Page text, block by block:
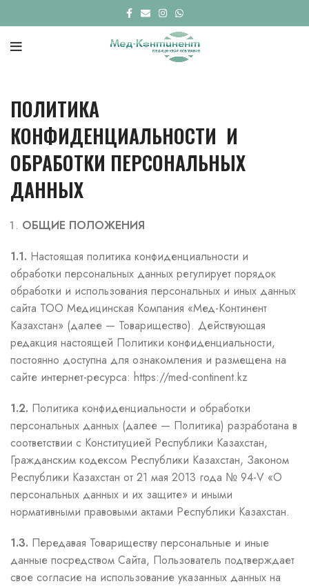
ПОЛИТИКА
КОНФИДЕНЦИАЛЬНОСТИ И
ОБРАБОТКИ ПЕРСОНАЛЬНЫХ
ДАННЫХ
ОБЩИЕ ПОЛОЖЕНИЯ
1.1. Настоящая политика конфиденциальности и
обработки персональных данных регулирует порядок
обработки и использования персональных и иных данных
сайта ТОО Медицинская Компания «Мед-Континент
Казахстан» (далее — Товарищество). Действующая
редакция настоящей Политики конфиденциальности,
постоянно доступна для ознакомления и размещена на
сайте интернет-ресурса: https://med-continent.kz
1.2. Политика конфиденциальности и обработки
персональных данных (далее — Политика) разработана в
соответствии с Конституцией Республики Казахстан,
Гражданским кодексом Республики Казахстан, Законом
Республики Казахстан от 21 мая 2013 года № 94-V «О
персональных данных и их защите» и иными
нормативными правовыми актами Республики Казахстан.
1.3. Передавая Товариществу персональные и иные
данные посредством Сайта, Пользователь подтверждает
свое согласие на использование указанных данных на